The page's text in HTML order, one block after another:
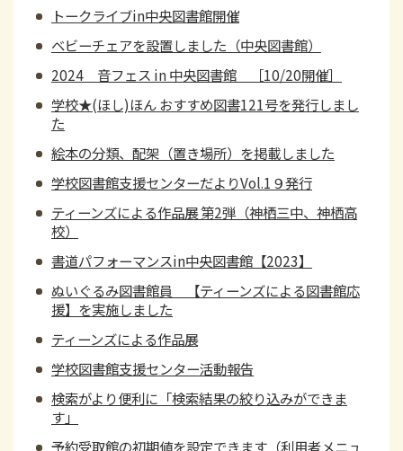
トークライブin中央図書館開催
ベビーチェアを設置しました（中央図書館）
2024 音フェス in 中央図書館 ［10/20開催］
学校★(ほし)ほん おすすめ図書121号を発行しまし
た
絵本の分類、配架（置き場所）を掲載しました
学校図書館支援センターだよりVol.1９発行
ティーンズによる作品展 第2弾（神栖三中、神栖高
校）
書道パフォーマンスin中央図書館【2023】
ぬいぐるみ図書館員 【ティーンズによる図書館応
援】を実施しました
ティーンズによる作品展
学校図書館支援センター活動報告
検索がより便利に「検索結果の絞り込みができま
す」
予約受取館の初期値を設定できます（利用者メニュ